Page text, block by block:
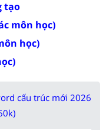
tạo
môn học)
học)
cấu trúc mới 2026